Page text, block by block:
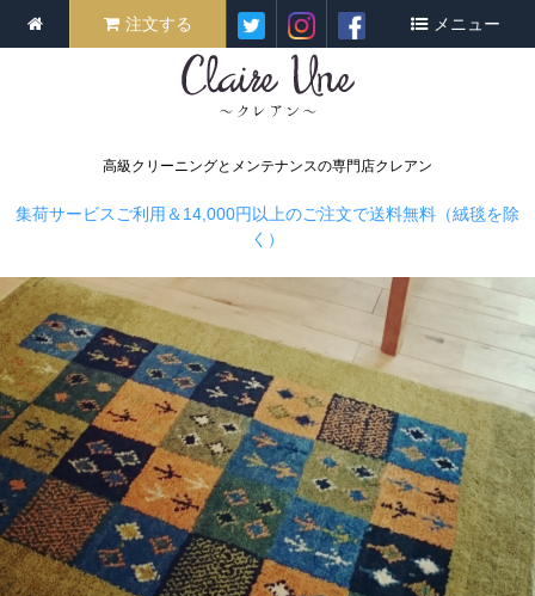
高級クリーニングとメンテナンスの専門店クレアン
注文する メニュー
集荷サービスご利用＆14,000円以上のご注文で送料無料（絨毯を除
く）